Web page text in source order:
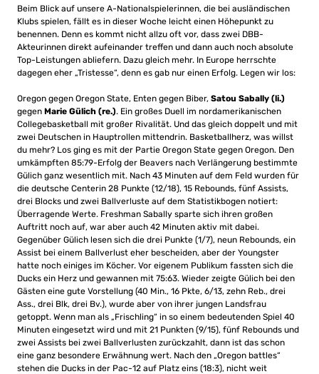
Beim Blick auf unsere A-Nationalspielerinnen, die bei ausländischen
Klubs spielen, fällt es in dieser Woche leicht einen Höhepunkt zu
benennen. Denn es kommt nicht allzu oft vor, dass zwei DBB-
Akteurinnen direkt aufeinander treffen und dann auch noch absolute
Top-Leistungen abliefern. Dazu gleich mehr. In Europe herrschte
dagegen eher „Tristesse“, denn es gab nur einen Erfolg. Legen wir los:
Oregon gegen Oregon State, Enten gegen Biber, Satou Sabally (li.)
gegen Marie Gülich (re.). Ein großes Duell im nordamerikanischen
Collegebasketball mit großer Rivalität. Und das gleich doppelt und mit
zwei Deutschen in Hauptrollen mittendrin. Basketballherz, was willst
du mehr? Los ging es mit der Partie Oregon State gegen Oregon. Den
umkämpften 85:79-Erfolg der Beavers nach Verlängerung bestimmte
Gülich ganz wesentlich mit. Nach 43 Minuten auf dem Feld wurden für
die deutsche Centerin 28 Punkte (12/18), 15 Rebounds, fünf Assists,
drei Blocks und zwei Ballverluste auf dem Statistikbogen notiert:
Überragende Werte. Freshman Sabally sparte sich ihren großen
Auftritt noch auf, war aber auch 42 Minuten aktiv mit dabei.
Gegenüber Gülich lesen sich die drei Punkte (1/7), neun Rebounds, ein
Assist bei einem Ballverlust eher bescheiden, aber der Youngster
hatte noch einiges im Köcher. Vor eigenem Publikum fassten sich die
Ducks ein Herz und gewannen mit 75:63. Wieder zeigte Gülich bei den
Gästen eine gute Vorstellung (40 Min., 16 Pkte, 6/13, zehn Reb., drei
Ass., drei Blk, drei Bv.), wurde aber von ihrer jungen Landsfrau
getoppt. Wenn man als „Frischling“ in so einem bedeutenden Spiel 40
Minuten eingesetzt wird und mit 21 Punkten (9/15), fünf Rebounds und
zwei Assists bei zwei Ballverlusten zurückzahlt, dann ist das schon
eine ganz besondere Erwähnung wert. Nach den „Oregon battles“
stehen die Ducks in der Pac-12 auf Platz eins (18:3), nicht weit